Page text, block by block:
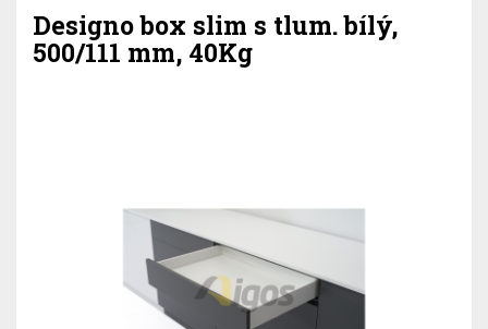
Designo box slim s tlum. bílý,
500/111 mm, 40Kg